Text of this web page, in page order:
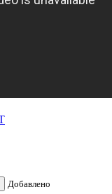
Добавлено